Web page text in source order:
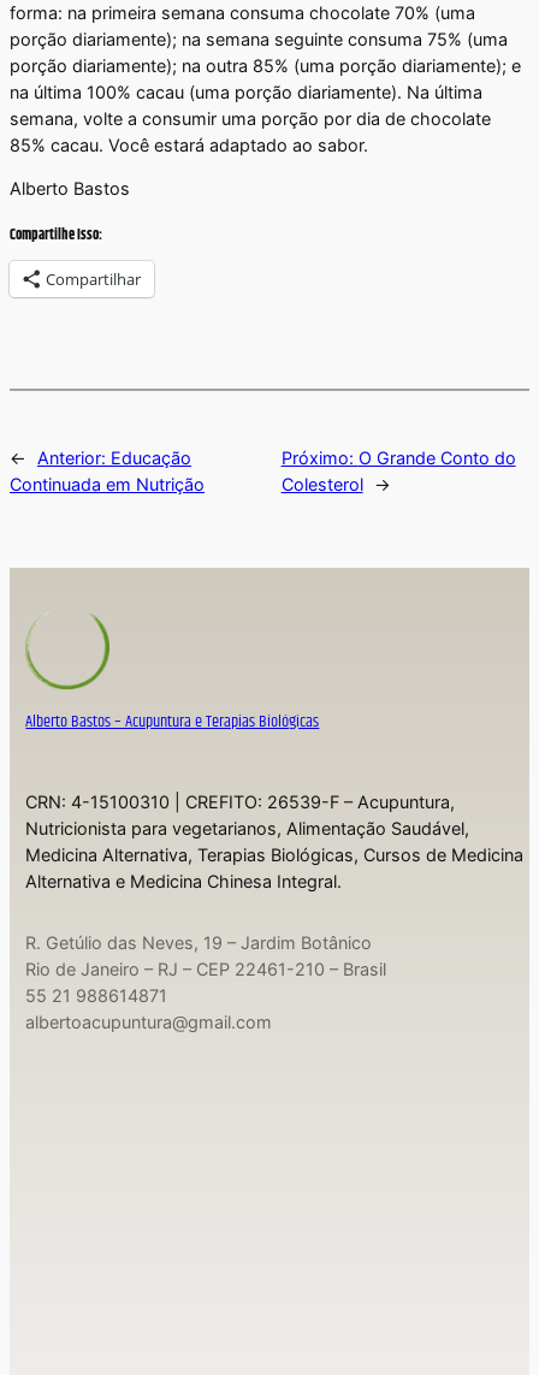
forma: na primeira semana consuma chocolate 70% (uma
porção diariamente); na semana seguinte consuma 75% (uma
porção diariamente); na outra 85% (uma porção diariamente); e
na última 100% cacau (uma porção diariamente). Na última
semana, volte a consumir uma porção por dia de chocolate
85% cacau. Você estará adaptado ao sabor.
Alberto Bastos
Compartilhe Isso:
Compartilhar
← Anterior: Educação
Continuada em Nutrição
Próximo: O Grande Conto do
Colesterol
→
Alberto Bastos – Acupuntura e Terapias Biológicas
CRN: 4-15100310 | CREFITO: 26539-F – Acupuntura,
Nutricionista para vegetarianos, Alimentação Saudável,
Medicina Alternativa, Terapias Biológicas, Cursos de Medicina
Alternativa e Medicina Chinesa Integral.
R. Getúlio das Neves, 19 – Jardim Botânico
Rio de Janeiro – RJ – CEP 22461-210 – Brasil
55 21 988614871
albertoacupuntura@gmail.com